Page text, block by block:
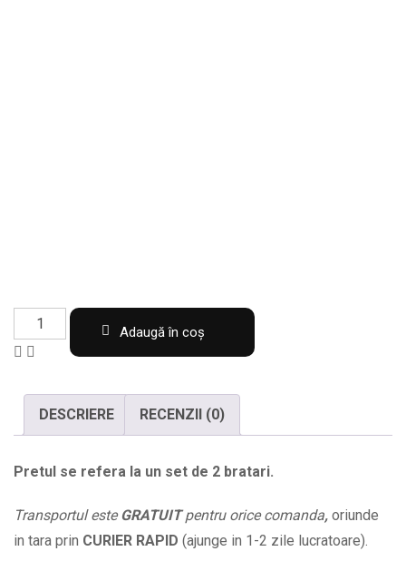
de
bratari
cu
parinti
si
Adaugă în coș
DESCRIERE RECENZII (0)
Pretul se refera la un set de 2 bratari.
Transportul esteGRATUITpentru orice comanda, oriunde
in tara prin CURIER RAPID (ajunge in 1-2 zile lucratoare).